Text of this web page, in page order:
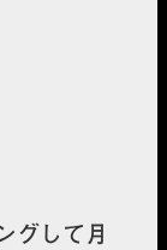
グして月